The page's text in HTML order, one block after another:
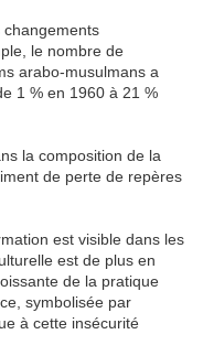
le nombre de
arabo-musulmans a
1 % en 1960 à 21 %
la composition de la
de perte de repères
est visible dans les
est de plus en
de la pratique
symbolisée par
à cette insécurité